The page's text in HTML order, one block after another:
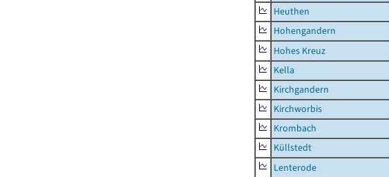
Heuthen
Hohengandern
Hohes Kreuz
Kella
Kirchgandern
Kirchworbis
Krombach
Küllstedt
Lenterode